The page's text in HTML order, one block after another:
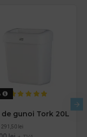
de gunoi Tork 20L
291,50 lei